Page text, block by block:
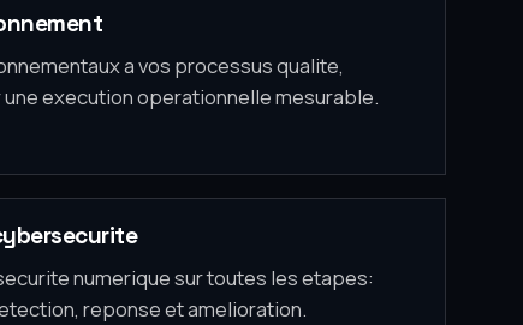
a vos processus qualite,
execution operationnelle mesurable.
numerique sur toutes les etapes:
reponse et amelioration.